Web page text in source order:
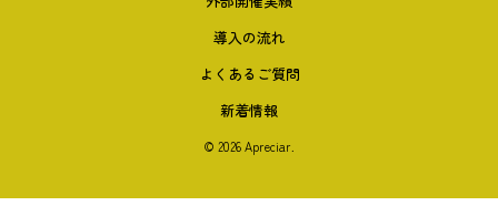
導入の流れ
よくあるご質問
新着情報
© 2026 Apreciar.